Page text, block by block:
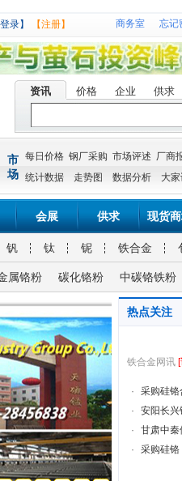
登录】 【注册】 商务室 忘记
资讯 价格 企业 供求
市
场
每日价格 钢厂采购 市场评述 厂商
统计数据
走势图 数据分析 大家
会展 供求 现货
钒 钛 铌 铁合金
属铬粉 碳化铬粉 中碳铬铁粉
热点关注
铁合金网讯
· 采购硅铬
·
安阳长兴
·
甘肃中秦
·
采购硅铬